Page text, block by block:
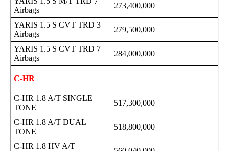
Airbags
273,400,000
YARIS 1.5 S CVT TRD 3
Airbags
279,500,000
YARIS 1.5 S CVT TRD 7
Airbags
284,000,000
C-HR
C-HR 1.8 A/T SINGLE
TONE
517,300,000
C-HR 1.8 A/T DUAL
TONE
518,800,000
C-HR 1.8 HV A/T